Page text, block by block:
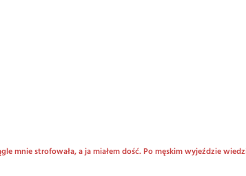
mnie strofowała, a ja miałem dość. Po męskim wyjeździe